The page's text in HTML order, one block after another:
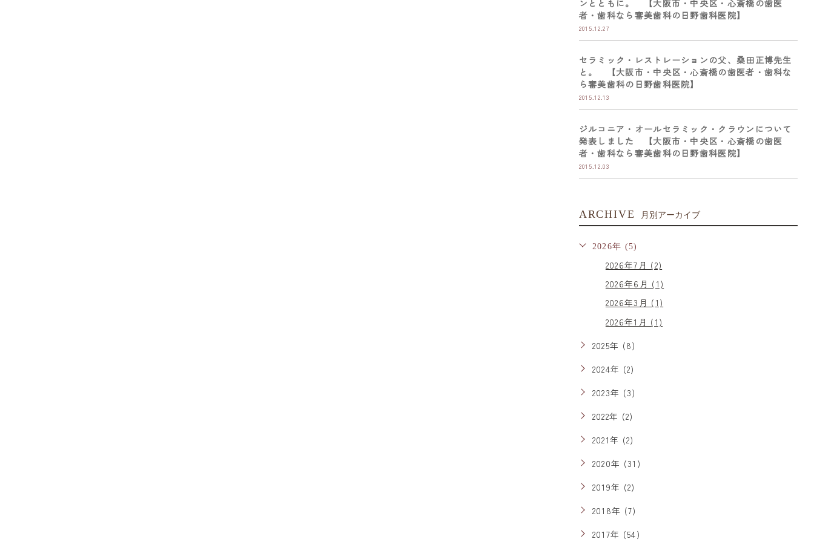
ンとともに。 【大阪市・中央区・心斎橋の歯医
者・歯科なら審美歯科の日野歯科医院】
2015.12.27
セラミック・レストレーションの父、桑田正博先生
と。 【大阪市・中央区・心斎橋の歯医者・歯科な
ら審美歯科の日野歯科医院】
2015.12.13
ジルコニア・オールセラミック・クラウンについて
発表しました 【大阪市・中央区・心斎橋の歯医
者・歯科なら審美歯科の日野歯科医院】
2015.12.03
ARCHIVE 月別アーカイブ
2026年 (5)
2026年7月 (2)
2026年6月 (1)
2026年3月 (1)
2026年1月 (1)
2025年 (8)
2024年 (2)
2023年 (3)
2022年 (2)
2021年 (2)
2020年 (31)
2019年 (2)
2018年 (7)
2017年 (54)